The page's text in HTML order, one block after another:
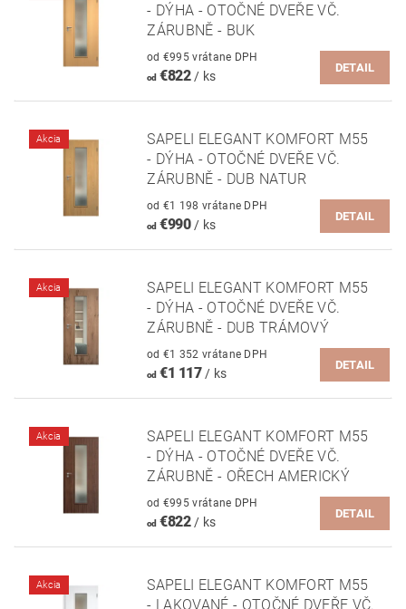
- DÝHA - OTOČNÉ DVEŘE VČ.
ZÁRUBNĚ - BUK
od €995 vrátane DPH
od€822 / ks
DETAIL
Akcia
SAPELI ELEGANT KOMFORT M55
- DÝHA - OTOČNÉ DVEŘE VČ.
ZÁRUBNĚ - DUB NATUR
od €1 198 vrátane DPH
od€990 / ks
DETAIL
Akcia
SAPELI ELEGANT KOMFORT M55
- DÝHA - OTOČNÉ DVEŘE VČ.
ZÁRUBNĚ - DUB TRÁMOVÝ
od €1 352 vrátane DPH
od€1 117/ ks
DETAIL
Akcia
SAPELI ELEGANT KOMFORT M55
- DÝHA - OTOČNÉ DVEŘE VČ.
ZÁRUBNĚ - OŘECH AMERICKÝ
od €995 vrátane DPH
od€822/ ks
DETAIL
Akcia
SAPELI ELEGANT KOMFORT M55
- LAKOVANÉ - OTOČNÉ DVEŘE VČ.